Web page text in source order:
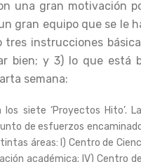
una gran motivación
gran equipo que se le
instrucciones
bien; y 3) lo que está
semana:
siete ‘Proyectos Hito’.
de esfuerzos
áreas: I) Centro de
académica; IV) Centro